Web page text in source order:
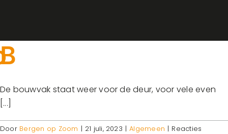
De bouwvak staat weer voor de deur, voor vele even
[...]
Door Bergen op Zoom | 21 juli, 2023 | Algemeen | Reacties